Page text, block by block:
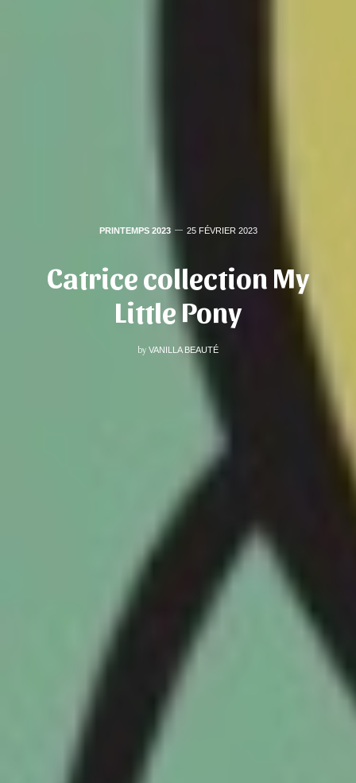
PRINTEMPS 2023 25 FÉVRIER 2023
Catrice collection My
Little Pony
by VANILLA BEAUTÉ